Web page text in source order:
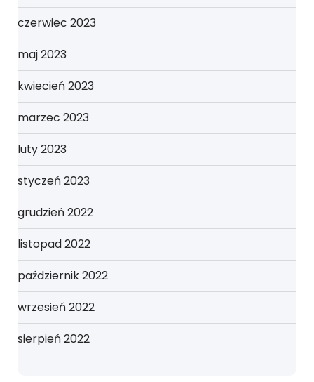
czerwiec 2023
maj 2023
kwiecień 2023
marzec 2023
luty 2023
styczeń 2023
grudzień 2022
listopad 2022
październik 2022
wrzesień 2022
sierpień 2022